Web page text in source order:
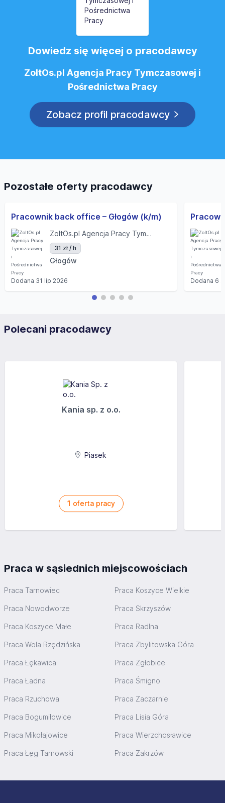
Dowiedz się więcej o pracodawcy
ZoltOs.pl Agencja Pracy Tymczasowej i
Pośrednictwa Pracy
Zobacz profil pracodawcy
Pozostałe oferty pracodawcy
Pracownik back office – Głogów (k/m)
ZoltOs.pl Agencja Pracy Tymczasowej i Pośrednictwa Pracy
31 zł / h
Głogów
Dodana 31 lip 2026 Dodana 6
Polecani pracodawcy
Kania sp. z o.o.
Piasek
1 oferta pracy
Praca w sąsiednich miejscowościach
Praca Tarnowiec Praca Koszyce Wielkie
Praca Nowodworze Praca Skrzyszów
Praca Koszyce Małe Praca Radlna
Praca Wola Rzędzińska Praca Zbylitowska Góra
Praca Łękawica Praca Zgłobice
Praca Ładna Praca Śmigno
Praca Rzuchowa Praca Zaczarnie
Praca Bogumiłowice Praca Lisia Góra
Praca Mikołajowice Praca Wierzchosławice
Praca Łęg Tarnowski Praca Zakrzów